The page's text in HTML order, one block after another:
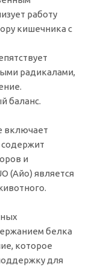
работу
кишечника с
радикалами,
баланс.
включает
и
(Айо) является
белка
которое
для